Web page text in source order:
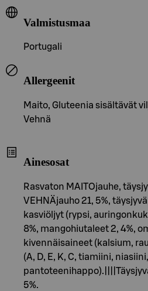
Valmistusmaa
Portugali
Allergeenit
Maito, Gluteenia sisältävät
Vehnä
Ainesosat
Rasvaton MAITOjauhe,
VEHNÄjauho 21, 5%,
kasviöljyt (rypsi,
8%, mangohiutaleet 2, 4%,
kivennäisaineet (kalsium,
(A, D, E, K, C, tiamiini,
5%.